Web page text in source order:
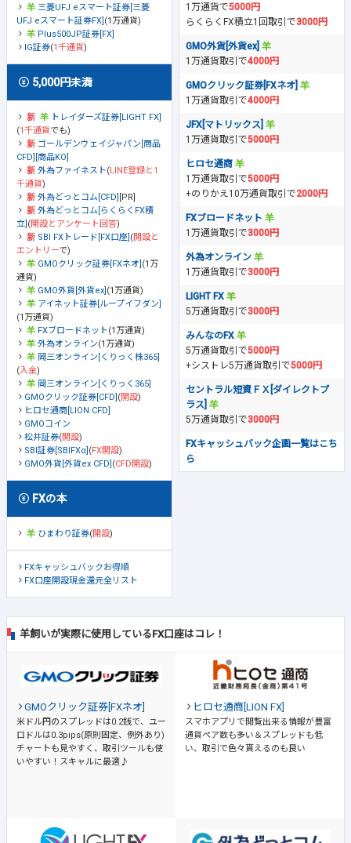
三菱UFJ eスマート証券[三菱
UFJ eスマート証券FX] (1万通貨)
Plus500JP証券[FX]
IG証券(1千通貨)
5,000円未満
トレイダーズ証券[LIGHT FX]
(1千通貨でも)
ゴールデンウェイジャパン[商品
CFD][商品KO]
外為ファイネスト(LINE登録と1
千通貨)
外為どっとコム[CFD] [PR]
外為どっとコム[らくらくFX積
立] (開設とアンケート回答)
SBI FXトレード[FX口座] (開設と
エントリーで)
GMOクリック証券[FXネオ] (1万
通貨)
GMO外貨[外貨ex] (1万通貨)
アイネット証券[ループイフダン]
(1万通貨)
FXブロードネット(1万通貨)
外為オンライン(1万通貨)
岡三オンライン[くりっく株365]
(入金)
岡三オンライン[くりっく365]
GMOクリック証券[CFD] (開設)
ヒロセ通商[LION CFD]
GMOコイン
松井証券(開設)
SBI証券[SBIFXα] (FX開設)
GMO外貨[外貨ex CFD] (CFD開設)
FXの本
ひまわり証券(開設)
FXキャッシュバックお得順
FX口座開設現金還元全リスト
1万通貨で5000円
らくらくFX積立1回取引で3000円
GMO外貨[外貨ex]
1万通貨取引で4000円
GMOクリック証券[FXネオ]
1万通貨取引で4000円
JFX[マトリックス]
1万通貨取引で5000円
ヒロセ通商
1万通貨取引で5000円
+のりかえ10万通貨取引で2000円
FXブロードネット
1万通貨取引で3000円
外為オンライン
1万通貨取引で3000円
LIGHT FX
5万通貨取引で3000円
みんなのFX
5万通貨取引で5000円
+シストレ5万通貨取引で5000円
セントラル短資ＦＸ[ダイレクトプ
ラス]
5万通貨取引で3000円
FXキャッシュバック企画一覧はこち
ら
羊飼いが実際に使用しているFX口座はコレ！
GMOクリック証券[FXネオ]
米ドル円のスプレッドは0.2銭で、ユー
ロドルは0.3pips(原則固定、例外あり)
チャートも見やすく、取引ツールも使
いやすい！スキャルに最適♪
ヒロセ通商[LION FX]
スマホアプリで閲覧出来る情報が豊富
通貨ペア数も多い＆スプレッドも低
い、取引で色々貰えるのも良い